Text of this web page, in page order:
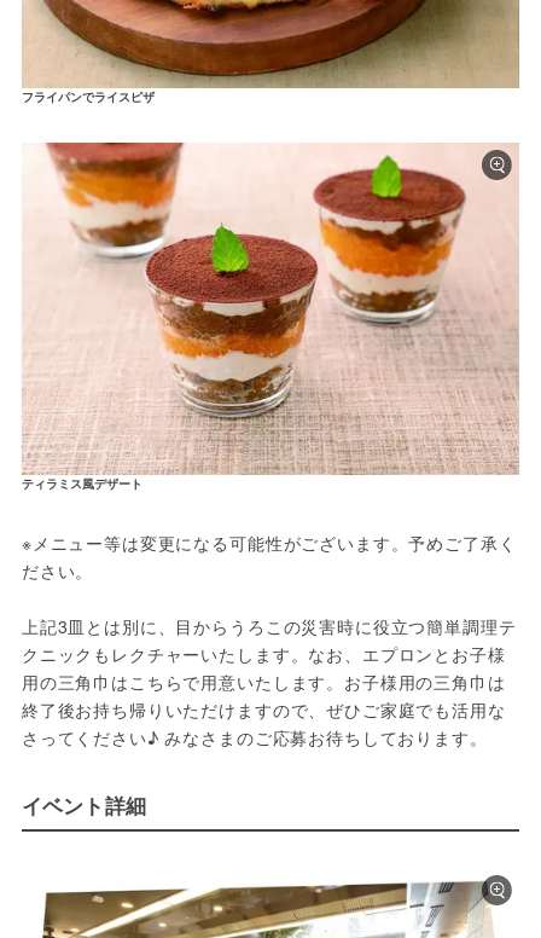
フライパンでライスピザ
ティラミス風デザート
※メニュー等は変更になる可能性がございます。予めご了承く
ださい。
上記3皿とは別に、目からうろこの災害時に役立つ簡単調理テ
クニックもレクチャーいたします。なお、エプロンとお子様
用の三角巾はこちらで用意いたします。お子様用の三角巾は
終了後お持ち帰りいただけますので、ぜひご家庭でも活用な
さってください♪ みなさまのご応募お待ちしております。
イベント詳細